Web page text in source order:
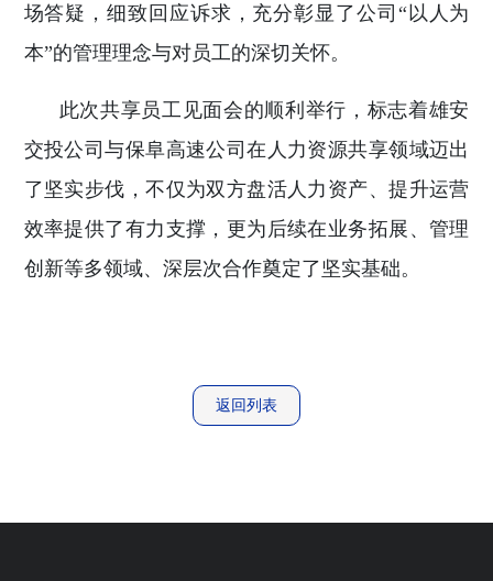
场答疑，细致回应诉求，充分彰显了公司“以人为
本”的管理理念与对员工的深切关怀。
此次共享员工见面会的顺利举行，标志着雄安
交投公司与保阜高速公司在人力资源共享领域迈出
了坚实步伐，不仅为双方盘活人力资产、提升运营
效率提供了有力支撑，更为后续在业务拓展、管理
创新等多领域、深层次合作奠定了坚实基础。
返回列表